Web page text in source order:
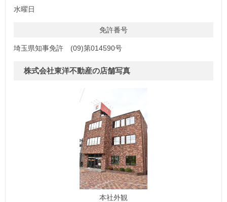
水曜日
免許番号
埼玉県知事免許 (09)第014590号
株式会社東洋不動産の店舗写真
本社外観